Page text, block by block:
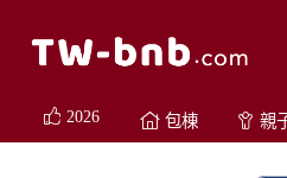
2026 包棟 親